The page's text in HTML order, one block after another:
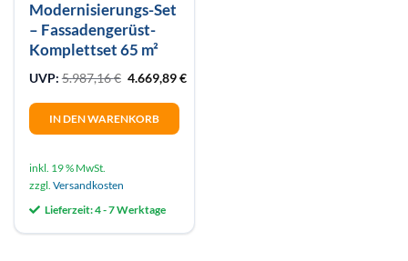
Modernisierungs-Set
– Fassadengerüst-
Komplettset 65 m²
UVP: 5.987,16€ Ursprünglicher Preis war: 5.987,16 €
4.669,89€Aktueller Preis ist: 4.669,89 €.
IN DEN WARENKORB
inkl. 19 % MwSt.
zzgl. Versandkosten
Lieferzeit:4 - 7 Werktage